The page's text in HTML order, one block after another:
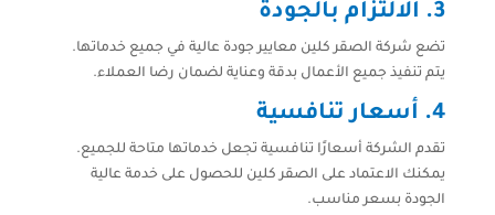
3. الالتزام بالجودة
تضع شركة الصقر كلين معايير جودة عالية في جميع خدماتها.
يتم تنفيذ جميع الأعمال بدقة وعناية لضمان رضا العملاء.
4. أسعار تنافسية
تقدم الشركة أسعارًا تنافسية تجعل خدماتها متاحة للجميع.
يمكنك الاعتماد على الصقر كلين للحصول على خدمة عالية
الجودة بسعر مناسب.